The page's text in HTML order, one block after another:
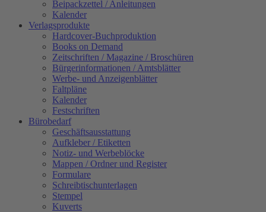
Beipackzettel / Anleitungen
Kalender
Verlagsprodukte
Hardcover-Buchproduktion
Books on Demand
Zeitschriften / Magazine / Broschüren
Bürgerinformationen / Amtsblätter
Werbe- und Anzeigenblätter
Faltpläne
Kalender
Festschriften
Bürobedarf
Geschäftsausstattung
Aufkleber / Etiketten
Notiz- und Werbeblöcke
Mappen / Ordner und Register
Formulare
Schreibtischunterlagen
Stempel
Kuverts